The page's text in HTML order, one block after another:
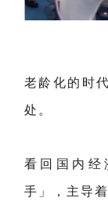
老龄化的时
处。
看回国内经
手」，主导